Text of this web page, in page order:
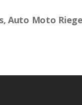
Auto Moto